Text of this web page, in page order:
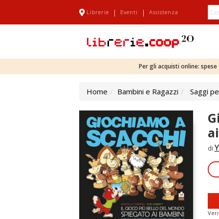
Librerie | Eventi | Assistenza
Per gli acquisti online:
Home Bambini e Ragazzi Saggi
di